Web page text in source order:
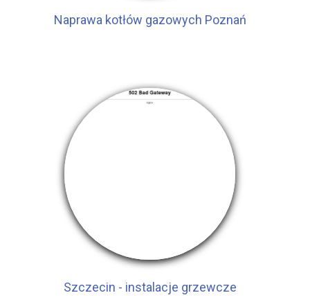
Naprawa kotłów gazowych Poznań
Szczecin - instalacje grzewcze